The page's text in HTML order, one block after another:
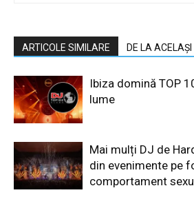
ARTICOLE SIMILARE DE LA
Ibiza domină TOP
lume
Mai mulți DJ de
din evenimente pe
comportament